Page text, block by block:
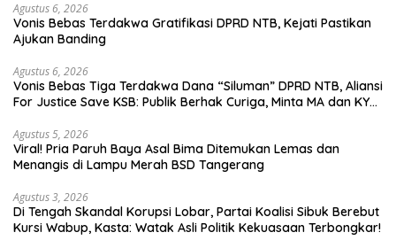
Agustus 6, 2026
Vonis Bebas Terdakwa Gratifikasi DPRD NTB, Kejati Pastikan
Ajukan Banding
Agustus 6, 2026
Vonis Bebas Tiga Terdakwa Dana “Siluman” DPRD NTB, Aliansi
For Justice Save KSB: Publik Berhak Curiga, Minta MA dan KY
Agustus 5, 2026
Viral! Pria Paruh Baya Asal Bima Ditemukan Lemas dan
Menangis di Lampu Merah BSD Tangerang
Agustus 3, 2026
Di Tengah Skandal Korupsi Lobar, Partai Koalisi Sibuk Berebut
Kursi Wabup, Kasta: Watak Asli Politik Kekuasaan Terbongkar!